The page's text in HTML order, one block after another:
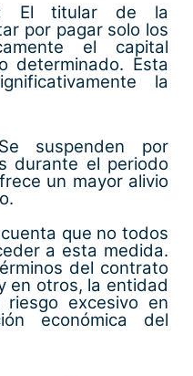
El titular de la
por pagar solo los
el capital
determinado. Esta
la
suspenden por
durante el periodo
un mayor alivio
que no todos
a esta medida.
del contrato
en otros, la entidad
riesgo excesivo en
económica del